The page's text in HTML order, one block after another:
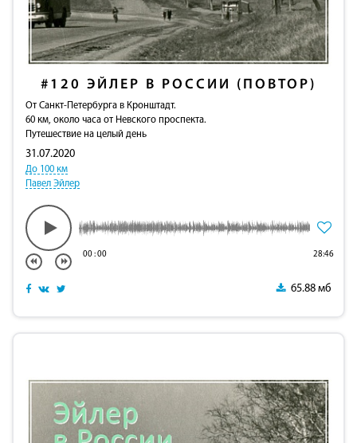
#120 ЭЙЛЕР В РОССИИ (ПОВТОР)
От Санкт-Петербурга в Кронштадт.
60 км, около часа от Невского проспекта.
Путешествие на целый день
31.07.2020
До 100 км
Павел Эйлер
00:00 28:46
65.88 мб